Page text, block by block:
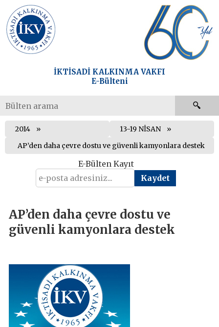
İKTİSADİ KALKINMA VAKFI
E-Bülteni
2014
13-19 NİSAN
AP’den daha çevre dostu ve güvenli kamyonlara destek
E-Bülten Kayıt
AP’den daha çevre dostu ve
güvenli kamyonlara destek